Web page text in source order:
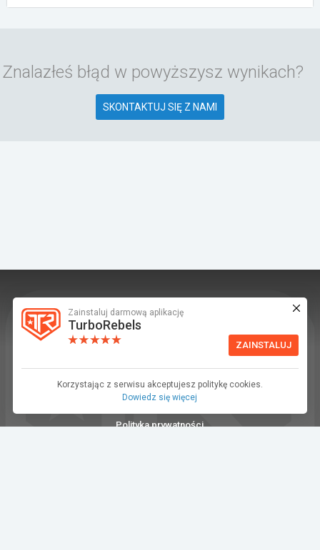
Zainstaluj darmową aplikację
TurboRebels
ZAINSTALUJ
Korzystając z serwisu akceptujesz politykę cookies.
Dowiedz się więcej
Znalazłeś błąd w powyższysz wynikach?
SKONTAKTUJ SIĘ Z NAMI
TurboRebels to platforma społecznościowa i
aplikacja mobilna dla fanów motoryzacji.
Regulamin
Polityka prywatności